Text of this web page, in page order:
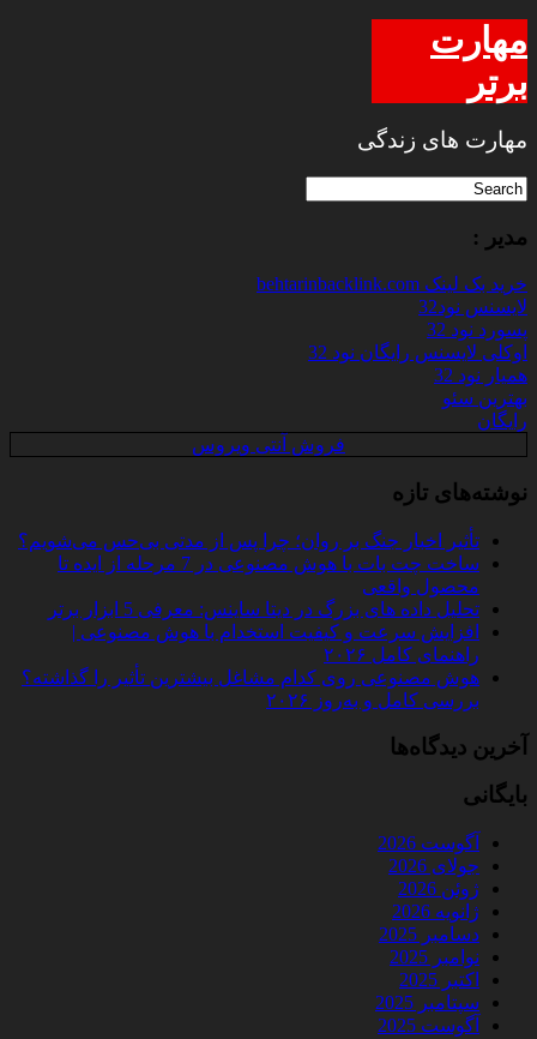
مهارت
برتر
مهارت های زندگی
مدیر :
خرید بک لینک behtarinbacklink.com
لایسنس نود32
پسورد نود 32
اوکلی لایسنس رایگان نود 32
همیار نود 32
بهترین سئو
رایگان
فروش آنتی ویروس
نوشته‌های تازه
تأثیر اخبار جنگ بر روان؛ چرا پس از مدتی بی‌حس می‌شویم؟
ساخت چت‌ بات با هوش مصنوعی در 7 مرحله از ایده تا
محصول واقعی
تحلیل داده‌ های بزرگ در دیتا ساینس: معرفی 5 ابزار برتر
افزایش سرعت و کیفیت استخدام با هوش مصنوعی |
راهنمای کامل ۲۰۲۶
هوش مصنوعی روی کدام مشاغل بیشترین تأثیر را گذاشته؟
بررسی کامل و به‌روز ۲۰۲۶
آخرین دیدگاه‌ها
بایگانی
آگوست 2026
جولای 2026
ژوئن 2026
ژانویه 2026
دسامبر 2025
نوامبر 2025
اکتبر 2025
سپتامبر 2025
آگوست 2025